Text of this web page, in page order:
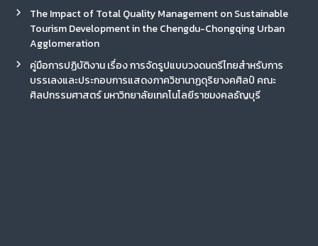
The Impact of Total Quality Management on Sustainable
Tourism Development in the Chengdu-Chongqing Urban
Agglomeration
คู่มือการปฏิบัติงาน เรื่อง การจัดรูปแบบวงดนตรีไทยสำหรับการ
บรรเลงและประกอบการแสดงภาควิชานาฏดุริยางคศิลป์ คณะ
ศิลปกรรมศาสตร์ มหาวิทยาลัยเทคโนโลยีราชมงคลธัญบุรี